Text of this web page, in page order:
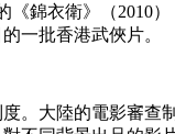
錦衣衛》（
一批香港武俠片。
。大陸的電影審